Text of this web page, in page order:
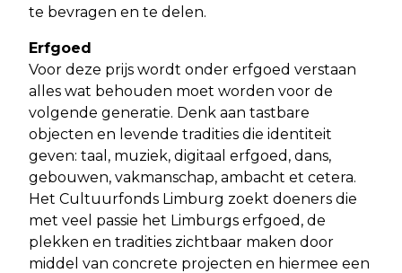
te bevragen en te delen.
Erfgoed
Voor deze prijs wordt onder erfgoed verstaan
alles wat behouden moet worden voor de
volgende generatie. Denk aan tastbare
objecten en levende tradities die identiteit
geven: taal, muziek, digitaal erfgoed, dans,
gebouwen, vakmanschap, ambacht et cetera.
Het Cultuurfonds Limburg zoekt doeners die
met veel passie het Limburgs erfgoed, de
plekken en tradities zichtbaar maken door
middel van concrete projecten en hiermee een